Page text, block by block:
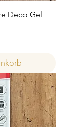
Deco Gel